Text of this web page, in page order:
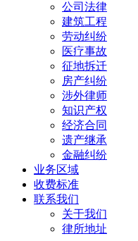
公司法律
建筑工程
劳动纠纷
医疗事故
征地拆迁
房产纠纷
涉外律师
知识产权
经济合同
遗产继承
金融纠纷
业务区域
收费标准
联系我们
关于我们
律所地址